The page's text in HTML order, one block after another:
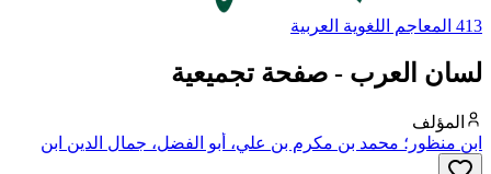
413 المعاجم اللغوية العربية
لسان العرب - صفحة تجميعية
المؤلف
ابن منظور؛ محمد بن مكرم بن علي، أبو الفضل، جمال الدين ابن
منظور الأنصاري الرويفعي الإفريقي، صاحب (لسان العرب)